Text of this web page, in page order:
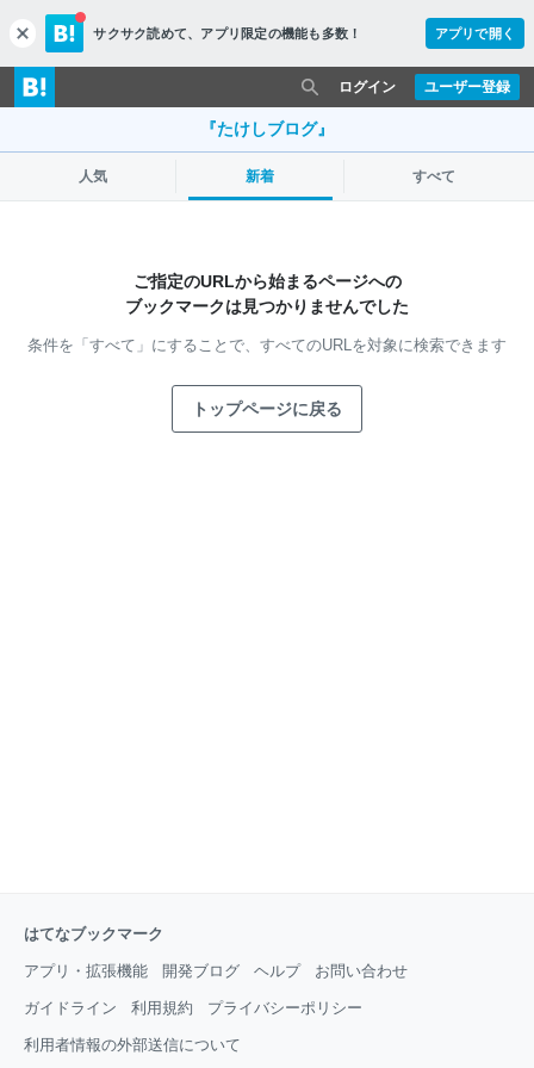
c
l
o
s
サクサク読めて、 アプリ限定の機能も多数！ アプリで開く
ユーザー登録
ログイン
『たけしブログ』
人気 新着 すべて
ご指定のURLから始まるページへの
ブックマークは見つかりませんでした
条件を「すべて」にすることで、 すべてのURLを対象に検索できます
トップページに戻る
はてなブックマーク
アプリ・拡張機能 開発ブログ ヘルプ お問い合わせ
ガイドライン 利用規約 プライバシーポリシー
利用者情報の外部送信について